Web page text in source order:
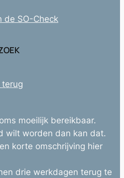
de SO-Check
terug
moeilijk bereikbaar.
wilt worden dan kan dat.
korte omschrijving hier
drie werkdagen terug te